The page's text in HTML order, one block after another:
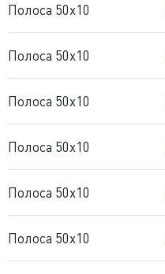
Полоса 50x10
Полоса 50x10
Полоса 50x10
Полоса 50x10
Полоса 50x10
Полоса 50x10